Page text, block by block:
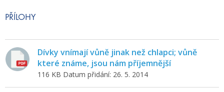
PŘÍLOHY
Dívky vnímají vůně jinak než chlapci; vůně
které známe, jsou nám příjemnější
116 KB Datum přidání: 26. 5. 2014